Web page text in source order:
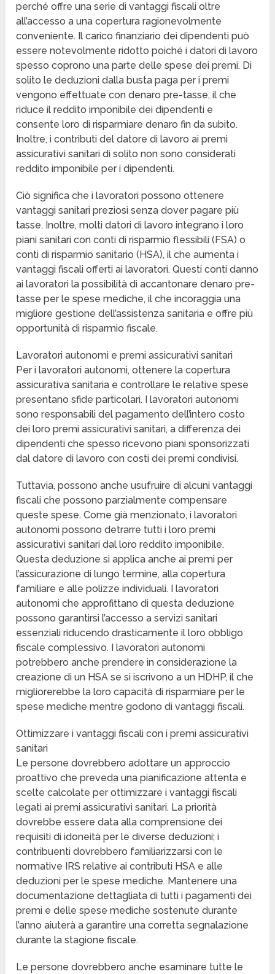
perché offre una serie di vantaggi fiscali oltre
all’accesso a una copertura ragionevolmente
conveniente. Il carico finanziario dei dipendenti può
essere notevolmente ridotto poiché i datori di lavoro
spesso coprono una parte delle spese dei premi. Di
solito le deduzioni dalla busta paga per i premi
vengono effettuate con denaro pre-tasse, il che
riduce il reddito imponibile dei dipendenti e
consente loro di risparmiare denaro fin da subito.
Inoltre, i contributi del datore di lavoro ai premi
assicurativi sanitari di solito non sono considerati
reddito imponibile per i dipendenti.
Ciò significa che i lavoratori possono ottenere
vantaggi sanitari preziosi senza dover pagare più
tasse. Inoltre, molti datori di lavoro integrano i loro
piani sanitari con conti di risparmio flessibili (FSA) o
conti di risparmio sanitario (HSA), il che aumenta i
vantaggi fiscali offerti ai lavoratori. Questi conti danno
ai lavoratori la possibilità di accantonare denaro pre-
tasse per le spese mediche, il che incoraggia una
migliore gestione dell’assistenza sanitaria e offre più
opportunità di risparmio fiscale.
Lavoratori autonomi e premi assicurativi sanitari
Per i lavoratori autonomi, ottenere la copertura
assicurativa sanitaria e controllare le relative spese
presentano sfide particolari. I lavoratori autonomi
sono responsabili del pagamento dell’intero costo
dei loro premi assicurativi sanitari, a differenza dei
dipendenti che spesso ricevono piani sponsorizzati
dal datore di lavoro con costi dei premi condivisi.
Tuttavia, possono anche usufruire di alcuni vantaggi
fiscali che possono parzialmente compensare
queste spese. Come già menzionato, i lavoratori
autonomi possono detrarre tutti i loro premi
assicurativi sanitari dal loro reddito imponibile.
Questa deduzione si applica anche ai premi per
l’assicurazione di lungo termine, alla copertura
familiare e alle polizze individuali. I lavoratori
autonomi che approfittano di questa deduzione
possono garantirsi l’accesso a servizi sanitari
essenziali riducendo drasticamente il loro obbligo
fiscale complessivo. I lavoratori autonomi
potrebbero anche prendere in considerazione la
creazione di un HSA se si iscrivono a un HDHP, il che
migliorerebbe la loro capacità di risparmiare per le
spese mediche mentre godono di vantaggi fiscali.
Ottimizzare i vantaggi fiscali con i premi assicurativi
sanitari
Le persone dovrebbero adottare un approccio
proattivo che preveda una pianificazione attenta e
scelte calcolate per ottimizzare i vantaggi fiscali
legati ai premi assicurativi sanitari. La priorità
dovrebbe essere data alla comprensione dei
requisiti di idoneità per le diverse deduzioni; i
contribuenti dovrebbero familiarizzarsi con le
normative IRS relative ai contributi HSA e alle
deduzioni per le spese mediche. Mantenere una
documentazione dettagliata di tutti i pagamenti dei
premi e delle spese mediche sostenute durante
l’anno aiuterà a garantire una corretta segnalazione
durante la stagione fiscale.
Le persone dovrebbero anche esaminare tutte le